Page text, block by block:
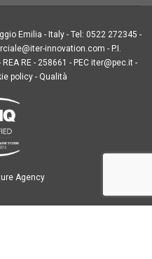
Emilia - Italy- Tel: 0522 272345 -
innovation.com - P.I.
RE - 258661 - PEC iter@pec.it -
policy - Qualità
Agency